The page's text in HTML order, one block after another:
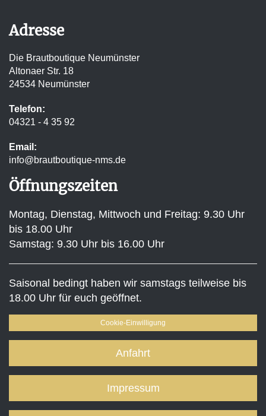
Adresse
Die Brautboutique Neumünster
Altonaer Str. 18
24534 Neumünster
Telefon:
04321 - 4 35 92
Email:
info@brautboutique-nms.de
Öffnungszeiten
Montag, Dienstag, Mittwoch und Freitag: 9.30 Uhr
bis 18.00 Uhr
Samstag: 9.30 Uhr bis 16.00 Uhr
Saisonal bedingt haben wir samstags teilweise bis
18.00 Uhr für euch geöffnet.
Cookie-Einwilligung
Anfahrt
Impressum